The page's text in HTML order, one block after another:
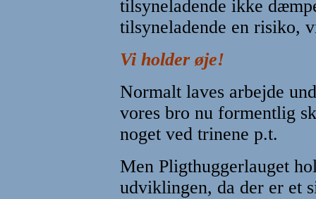
tilsyneladende ikke
tilsyneladende en risiko,
Vi holder øje!
Normalt laves arbejde
vores bro nu formentlig
noget ved trinene p.t.
Men Pligthuggerlauget
udviklingen, da der er et